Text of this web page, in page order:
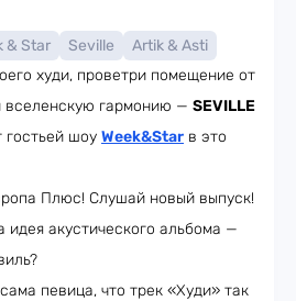
& Star Seville
Artik & Asti
худи, проветри помещение от
вселенскую гармонию — SEVILLE
гостьей шоу Week&Star в это
Плюс! Слушай новый выпуск!
акустического альбома —
певица, что трек «Худи» так